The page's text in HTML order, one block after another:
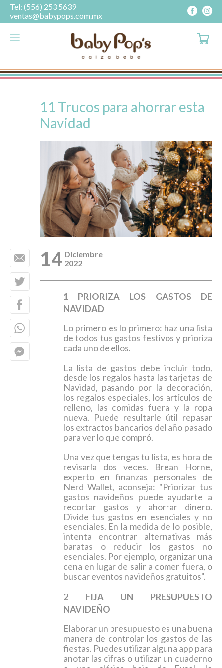
Tel: (556) 253 5639
ventas@babypops.com.mx
11 Trucos para ahorrar esta
Navidad
14 Diciembre
2022
1 PRIORIZA LOS GASTOS DE
NAVIDAD
Lo primero es lo primero: haz una lista
de todos tus gastos festivos y prioriza
cada uno de ellos.
La lista de gastos debe incluir todo,
desde los regalos hasta las tarjetas de
Navidad, pasando por la decoración,
los regalos especiales, los artículos de
relleno, las comidas fuera y la ropa
nueva. Puede resultarle útil repasar
los extractos bancarios del año pasado
para ver lo que compró.
Una vez que tengas tu lista, es hora de
revisarla dos veces. Brean Horne,
experto en finanzas personales de
Nerd Wallet, aconseja: "Priorizar tus
gastos navideños puede ayudarte a
recortar gastos y ahorrar dinero.
Divide tus gastos en esenciales y no
esenciales. En la medida de lo posible,
intenta encontrar alternativas más
baratas o reducir los gastos no
esenciales. Por ejemplo, organizar una
cena en lugar de salir a comer fuera, o
buscar eventos navideños gratuitos".
2 FIJA UN PRESUPUESTO
NAVIDEÑO
Elaborar un presupuesto es una buena
manera de controlar los gastos de las
fiestas. Puedes utilizar alguna app para
anotar las cifras o utilizar un cuaderno